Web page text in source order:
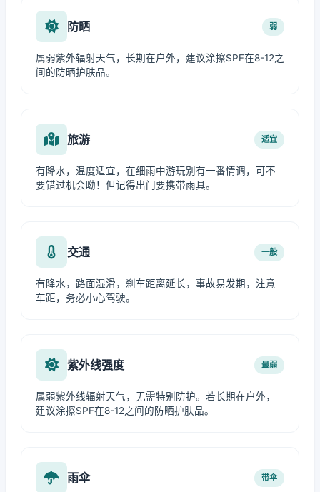
防晒 弱
属弱紫外辐射天气，长期在户外，建议涂擦SPF在8-12之
间的防晒护肤品。
旅游 适宜
有降水，温度适宜，在细雨中游玩别有一番情调，可不
要错过机会呦！但记得出门要携带雨具。
交通 一般
有降水，路面湿滑，刹车距离延长，事故易发期，注意
车距，务必小心驾驶。
紫外线强度 最弱
属弱紫外线辐射天气，无需特别防护。若长期在户外，
建议涂擦SPF在8-12之间的防晒护肤品。
雨伞 带伞